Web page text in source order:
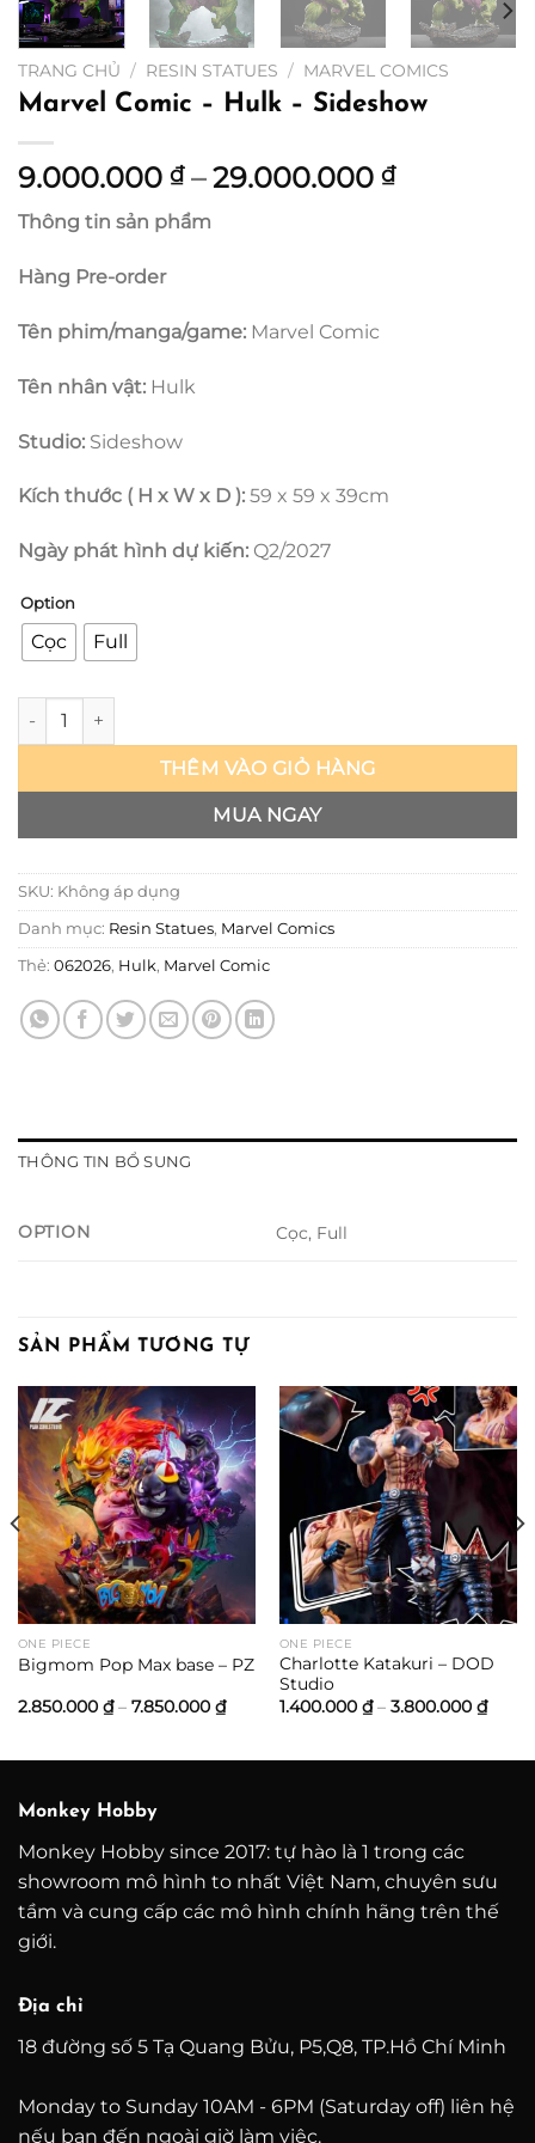
TRANG CHỦ / RESIN STATUES / MARVEL COMICS
Marvel Comic – Hulk – Sideshow
9.000.000 ₫ – 29.000.000 ₫Khoảng
Thông tin sản phẩm
Hàng Pre-order
Tên phim/manga/game: Marvel Comic
Tên nhân vật: Hulk
Studio: Sideshow
Kích thước ( H x W x D ): 59 x 59 x 39cm
Ngày phát hình dự kiến: Q2/2027
Option
Cọc Full
Marvel Comic - Hulk - Sideshow số lượng
THÊM VÀO GIỎ HÀNG
MUA NGAY
SKU: Không áp dụng
Danh mục: Resin Statues, Marvel Comics
Thẻ: 062026, Hulk, Marvel Comic
THÔNG TIN BỔ SUNG
OPTION Cọc, Full
SẢN PHẨM TƯƠNG TỰ
ONE PIECE
Bigmom Pop Max base – PZ
2.850.000 ₫ – 7.850.000 ₫Khoảng
giá:
ONE PIECE
Charlotte Katakuri – DOD
Studio
1.400.000 ₫ – 3.800.000 ₫
giá:
₫
₫
Monkey Hobby
Monkey Hobby since 2017: tự hào là 1 trong các
showroom mô hình to nhất Việt Nam, chuyên sưu
tầm và cung cấp các mô hình chính hãng trên thế
giới.
Địa chỉ
18 đường số 5 Tạ Quang Bửu, P5,Q8, TP.Hồ Chí Minh
Monday to Sunday 10AM - 6PM (Saturday off) liên hệ
nếu bạn đến ngoài giờ làm việc.